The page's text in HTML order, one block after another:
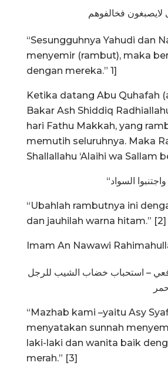
لايصبغون فخالفوهم
“Sesungguhnya Yahudi dan
menyemir (rambut), maka
dengan mereka.” 1]
Ketika datang Abu Quhafah
Bakar Ash Shiddiq
hari Fathu Makkah, yang
memutih seluruhnya. Maka
Shallallahu ‘Alaihi wa Sallam
“Ubahlah rambutnya ini
dan jauhilah warna hitam.” [2]
Imam An Nawawi
– استحباب خضاب الشيب للرجل
“Mazhab kami –yaitu Asy
menyatakan sunnah
laki-laki dan wanita baik
merah.” [3]